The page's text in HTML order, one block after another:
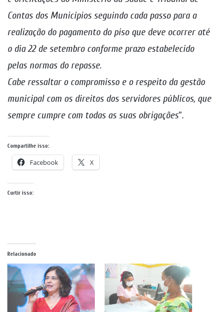
Contas dos Municípios seguindo cada passo para a
realização do pagamento do piso que deve ocorrer até
o dia 22 de setembro conforme prazo estabelecido
pelas normas do repasse.
Cabe ressaltar o compromisso e o respeito da gestão
municipal com os direitos dos servidores públicos, que
sempre cumpre com todas as suas obrigações“.
Compartilhe isso:
Facebook X
Curtir isso:
Relacionado